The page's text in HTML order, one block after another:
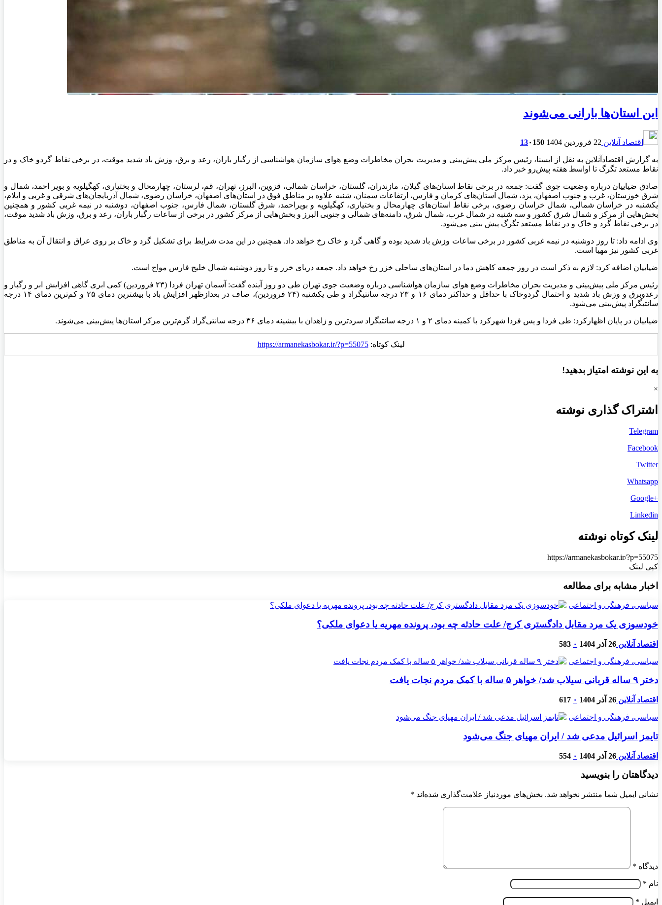
این استان‌ها بارانی می‌شوند
اقتصاد آنلاین 22 فروردین 1404 13۰ 150
به گزارش اقتصادآنلاین به نقل از ایسنا، رئیس مرکز ملی پیش‌بینی و مدیریت بحران مخاطرات وضع هوای سازمان هواشناسی از رگبار باران، رعد و برق، وزش باد شدید موقت، در برخی نقاط گردو خاک و در
نقاط مستعد تگرگ تا اواسط هفته پیش‌رو خبر داد.
صادق ضیاییان درباره وضعیت جوی گفت: جمعه در برخی نقاط استان‌های گیلان، مازندران، گلستان، خراسان شمالی، قزوین، البرز، تهران، قم، لرستان، چهارمحال و بختیاری، کهگیلویه و بویر احمد، شمال و
شرق خوزستان، غرب و جنوب اصفهان، یزد، شمال استان‌های کرمان و فارس، ارتفاعات سمنان، شنبه علاوه بر مناطق فوق در استان‌های اصفهان، خراسان رضوی، شمال آذربایجان‌های شرقی و غربی و ایلام،
یکشنبه در خراسان شمالی، شمال خراسان رضوی، برخی نقاط استان‌های چهارمحال و بختیاری، کهگیلویه و بویراحمد، شرق گلستان، شمال فارس، جنوب اصفهان، دوشنبه در نیمه غربی کشور و همچنین
بخش‌هایی از مرکز و شمال شرق کشور و سه شنبه در شمال غرب، شمال شرق، دامنه‌های شمالی و جنوبی البرز و بخش‌هایی از مرکز کشور در برخی از ساعات رگبار باران، رعد و برق، وزش باد شدید موقت،
در برخی نقاط گرد و خاک و در نقاط مستعد تگرگ پیش بینی می‌شود.
وی ادامه داد: تا روز دوشنبه در نیمه غربی کشور در برخی ساعات وزش باد شدید بوده و گاهی گرد و خاک رخ خواهد داد. همچنین در این مدت شرایط برای تشکیل گرد و خاک بر روی عراق و انتقال آن به مناطق
غربی کشور نیز مهیا است.
ضیاییان اضافه کرد: لازم به ذکر است در روز جمعه کاهش دما در استان‌های ساحلی خزر رخ خواهد داد. جمعه دریای خزر و تا روز دوشنبه شمال خلیج فارس مواج است.
رئیس مرکز ملی پیش‌بینی و مدیریت بحران مخاطرات وضع هوای سازمان هواشناسی درباره وضعیت جوی تهران طی دو روز آینده گفت: آسمان تهران فردا (۲۳ فروردین) کمی ابری گاهی افزایش ابر و رگبار و
رعدوبرق و وزش باد شدید و احتمال گردوخاک با حداقل و حداکثر دمای ۱۶ و ۲۳ درجه سانتیگراد و طی یکشنبه (۲۴ فروردین)، صاف در بعدازظهر افزایش باد با بیشترین دمای ۲۵ و کم‌ترین دمای ۱۴ درجه
سانتیگراد پیش‌بینی می‌شود.
ضیاییان در پایان اظهارکرد: طی فردا و پس فردا شهرکرد با کمینه دمای ۲ و ۱ درجه سانتیگراد سردترین و زاهدان با بیشینه دمای ۳۶ درجه سانتی‌گراد گرم‌ترین مرکز استان‌ها پیش‌بینی می‌شوند.
لینک کوتاه:https://armanekasbokar.ir/?p=55075
به این نوشته امتیاز بدهید!
×
اشتراک گذاری نوشته
Telegram
Facebook
Twitter
Whatsapp
+Google
Linkedin
لینک کوتاه نوشته
https://armanekasbokar.ir/?p=55075
کپی لینک
اخبار مشابه برای مطالعه
سیاسی، فرهنگی و اجتماعی
خودسوزی یک مرد مقابل دادگستری کرج/ علت حادثه چه بود، پرونده مهریه‌ یا دعوای ملکی؟
اقتصاد آنلاین 26 آذر 1404 ۰ 583
سیاسی، فرهنگی و اجتماعی
دختر ۹ ساله قربانی سیلاب شد/ خواهر ۵ ساله با کمک مردم نجات یافت
اقتصاد آنلاین 26 آذر 1404 ۰ 617
سیاسی، فرهنگی و اجتماعی
تایمز اسرائیل مدعی شد / ایران مهیای جنگ می‌شود
اقتصاد آنلاین 26 آذر 1404 ۰ 554
دیدگاهتان را بنویسید
نشانی ایمیل شما منتشر نخواهد شد. بخش‌های موردنیاز علامت‌گذاری شده‌اند *
دیدگاه *
نام *
ایمیل *